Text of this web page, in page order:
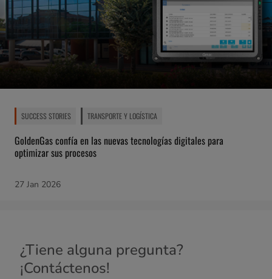
SUCCESS STORIES TRANSPORTE Y LOGÍSTICA
GoldenGas confía en las nuevas tecnologías digitales para
optimizar sus procesos
27 Jan 2026
¿Tiene alguna pregunta?
¡Contáctenos!